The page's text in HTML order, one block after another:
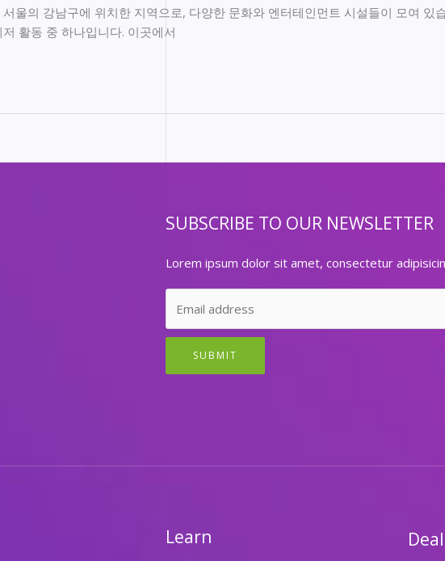
울의 강남구에 위치한 지역으로, 다양한 문화와 엔터테인먼트 시설들이 모여 있
활동 중 하나입니다. 이곳에서
SUBSCRIBE TO OUR NEWSLETTER
Lorem ipsum dolor sit amet, consectetur
SUBMIT
Learn